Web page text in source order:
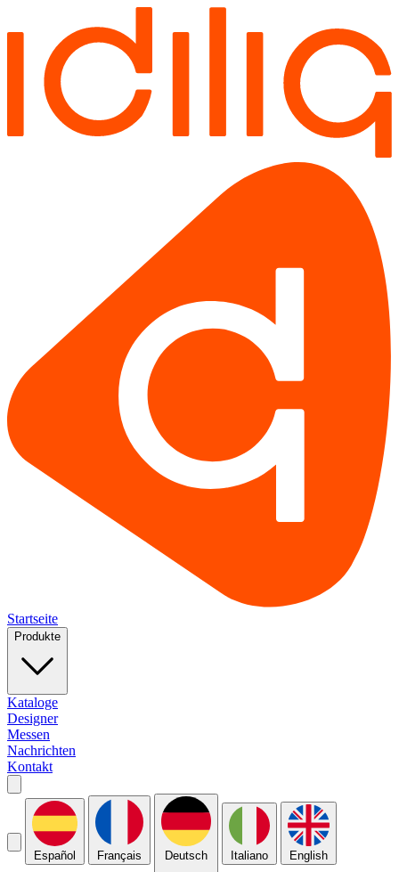
Startseite
Produkte
Kataloge
Designer
Messen
Nachrichten
Kontakt
Español Français Deutsch Italiano English